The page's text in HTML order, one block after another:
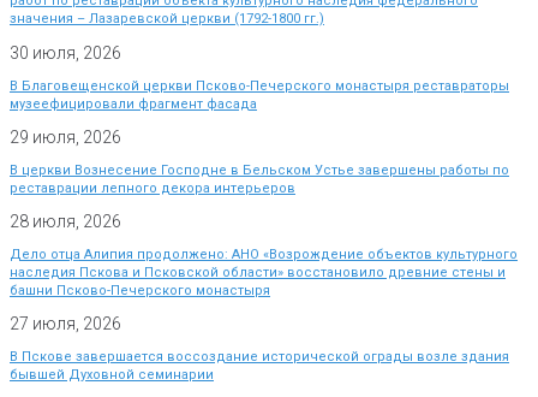
значения – Лазаревской церкви (1792-1800 гг.)
30 июля, 2026
В Благовещенской церкви Псково-Печерского монастыря реставраторы
музеефицировали фрагмент фасада
29 июля, 2026
В церкви Вознесение Господне в Бельском Устье завершены работы по
реставрации лепного декора интерьеров
28 июля, 2026
Дело отца Алипия продолжено: АНО «Возрождение объектов культурного
наследия Пскова и Псковской области» восстановило древние стены и
башни Псково-Печерского монастыря
27 июля, 2026
В Пскове завершается воссоздание исторической ограды возле здания
бывшей Духовной семинарии